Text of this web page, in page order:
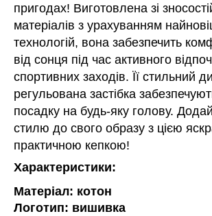
пригодах! Виготовлена зі
матеріалів з урахуванням
технологій, вона забезпечить
від сонця під час активного
спортивних заходів. Її стильний
регульована застібка
посадку на будь-яку голову.
стилю до свого образу з цією
практичною кепкою!
Характеристики:
Матеріал: котон
Логотип: вишивка